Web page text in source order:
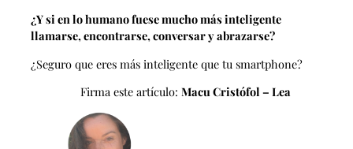
¿Y si en lo humano fuese mucho más inteligente
llamarse, encontrarse, conversar y abrazarse?
¿Seguro que eres más inteligente que tu smartphone?
Firma este artículo:Macu Cristófol – Lea